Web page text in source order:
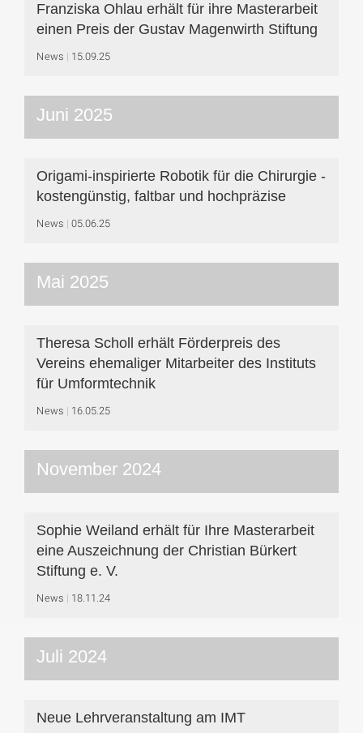
Franziska Ohlau erhält für ihre Masterarbeit
einen Preis der Gustav Magenwirth Stiftung
News 15.09.25
Juni 2025
Origami-inspirierte Robotik für die Chirurgie -
kostengünstig, faltbar und hochpräzise
News 05.06.25
Mai 2025
Theresa Scholl erhält Förderpreis des
Vereins ehemaliger Mitarbeiter des Instituts
für Umformtechnik
News 16.05.25
November 2024
Sophie Weiland erhält für Ihre Masterarbeit
eine Auszeichnung der Christian Bürkert
Stiftung e. V.
News 18.11.24
Juli 2024
Neue Lehrveranstaltung am IMT